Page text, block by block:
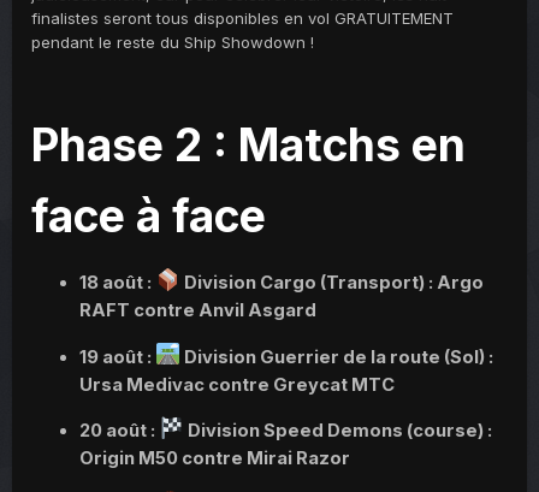
finalistes seront tous disponibles en vol GRATUITEMENT
pendant le reste du Ship Showdown !
Phase 2 : Matchs en
face à face
18 août :
Division Cargo (Transport) : Argo
RAFT contre Anvil Asgard
19 août :
Division Guerrier de la route (Sol) :
Ursa Medivac contre Greycat MTC
20 août :
Division Speed Demons (course) :
Origin M50 contre Mirai Razor